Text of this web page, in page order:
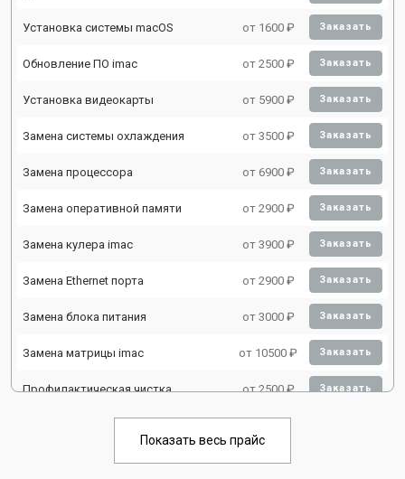
Установка системы macOS от 1600 ₽ Заказать
Обновление ПО imac от 2500 ₽ Заказать
Установка видеокарты от 5900 ₽ Заказать
Замена системы охлаждения от 3500 ₽ Заказать
Замена процессора от 6900 ₽ Заказать
Замена оперативной памяти от 2900 ₽ Заказать
Замена кулера imac от 3900 ₽ Заказать
Замена Ethernet порта от 2900 ₽ Заказать
Замена блока питания от 3000 ₽ Заказать
Замена матрицы imac от 10500 ₽ Заказать
Профилактическая чистка от 2500 ₽ Заказать
Показать весь прайс